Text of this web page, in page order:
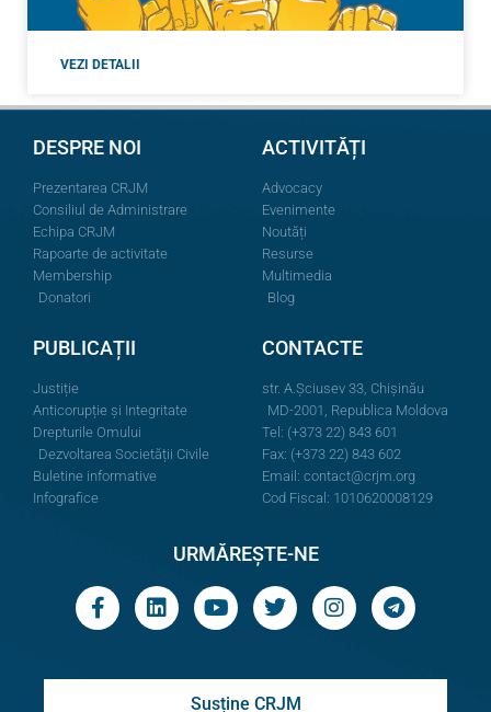
VEZI DETALII
DESPRE NOI
Prezentarea CRJM
Consiliul de Administrare
Echipa CRJM
Rapoarte de activitate
Membership
Donatori
ACTIVITĂȚI
Advocacy
Evenimente
Noutăți
Resurse
Multimedia
Blog
PUBLICAȚII
Justiție
Anticorupție și Integritate
Drepturile Omului
Dezvoltarea Societății Civile
Buletine informative
Infografice
CONTACTE
str. A.Şciusev 33, Chișinău
MD-2001, Republica Moldova
Tel: (+373 22) 843 601
Fax: (+373 22) 843 602
Email: contact@crjm.org
Cod Fiscal: 1010620008129
URMĂREȘTE-NE
Susține CRJM